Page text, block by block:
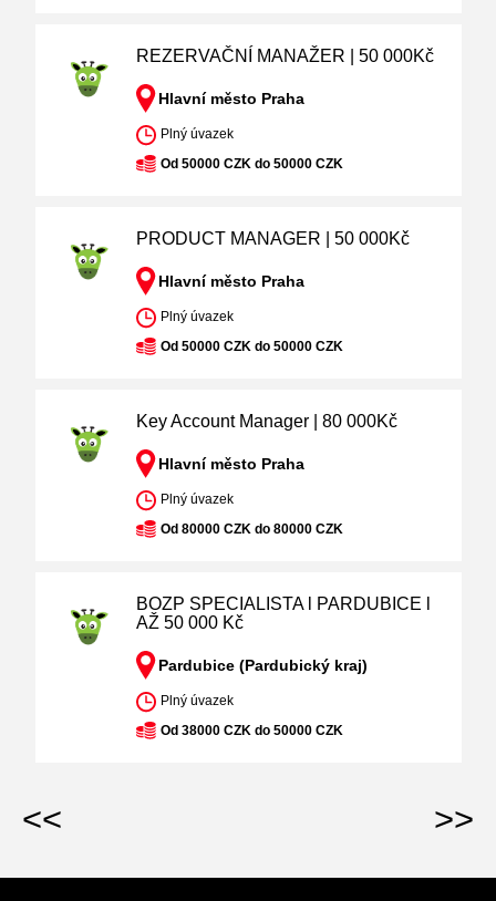
REZERVAČNÍ MANAŽER | 50 000Kč
Hlavní město Praha
Plný úvazek
Od 50000 CZK do 50000 CZK
PRODUCT MANAGER | 50 000Kč
Hlavní město Praha
Plný úvazek
Od 50000 CZK do 50000 CZK
Key Account Manager | 80 000Kč
Hlavní město Praha
Plný úvazek
Od 80000 CZK do 80000 CZK
BOZP SPECIALISTA l PARDUBICE l
AŽ 50 000 Kč
Pardubice (Pardubický kraj)
Plný úvazek
Od 38000 CZK do 50000 CZK
<< >>